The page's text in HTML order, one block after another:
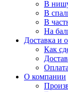
В
В
В
На
Доставка и
Как
О компании